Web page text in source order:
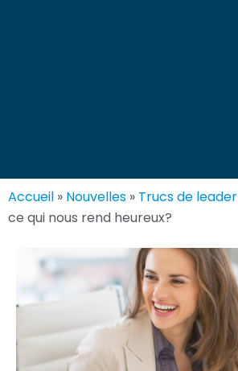
Accueil » Nouvelles » Trucs de leader
ce qui nous rend heureux?